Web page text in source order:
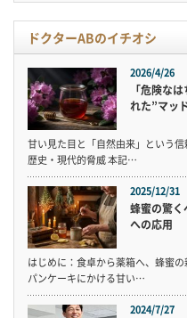
ドクターABのイチオシ
2026/4/26
「危険な
れた”マッ
甘い見た目と「自然由来」という
歴史・現代的脅威 本記…
2025/12/31
蜂蜜の驚
への応用
はじめに：食卓から薬箱へ、蜂蜜
パンケーキにかける甘い…
2024/7/27